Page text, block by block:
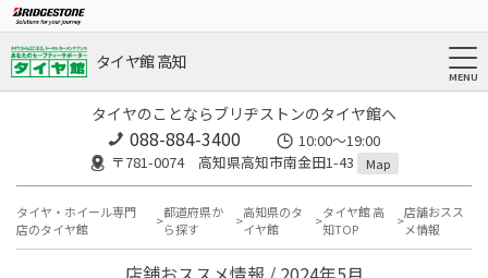
タイヤ館 高知
タイヤのことならブリヂストンのタイヤ館へ
088-884-3400
10:00〜19:00
〒781-0074 高知県高知市南金田1-43
Map
タイヤ・ホイール専門
店のタイヤ館
都道府県か
ら探す
高知県のタ
イヤ館
タイヤ館 高
知TOP
店舗おスス
メ情報